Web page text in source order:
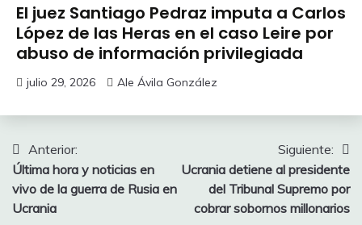
El juez Santiago Pedraz imputa a Carlos
López de las Heras en el caso Leire por
abuso de información privilegiada
julio 29, 2026 Ale Ávila González
Navegación
de
entradas
Anterior:
Última hora y noticias en
vivo de la guerra de Rusia en
Ucrania
Siguiente:
Ucrania detiene al presidente
del Tribunal Supremo por
cobrar sobornos millonarios